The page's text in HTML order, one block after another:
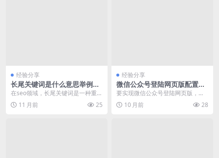
经验分享
长尾关键词是什么意思举例说
明
在seo领域，长尾关键词是一种重要
的搜索查询形式。它通常指那些包
含多个关键词、短...
11 月前 25
经验分享
微信公众号登陆网页版配置及
故障排查
要实现微信公众号登陆网页版，需
要配置OAuth2.0授权和生成网页授
权域名。以下...
10 月前 28